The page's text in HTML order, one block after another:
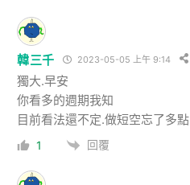
韓三千 2023-05-05 上午 9:14
獨大.早安
你看多的週期我知
目前看法還不定.做短空忘了多點
1 回覆